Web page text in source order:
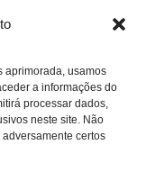
aprimorada, usamos
a informações do
processar dados,
neste site. Não
certos
pm
da capital
tua aventura